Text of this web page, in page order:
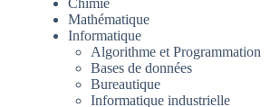
Chimie
Mathématique
Informatique
Algorithme et Programmation
Bases de données
Bureautique
Informatique industrielle